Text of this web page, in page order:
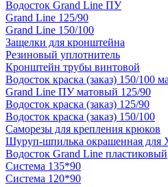
Водосток Grand Line ПУ
Grand Line 125/90
Grand Line 150/100
Защелки для кронштейна
Резиновый уплотнитель
Кронштейн трубы винтовой
Водосток краска (заказ) 150/100
Grand Line ПУ матовый 125/90
Водосток краска (заказ) 125/90
Водосток краска (заказ) 150/100
Саморезы для крепления крюков
Шуруп-шпилька окрашенная для
Водосток Grand Line пластиковый
Система 135*90
Система 120*90